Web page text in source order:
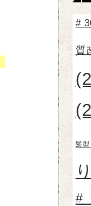
質
髪型